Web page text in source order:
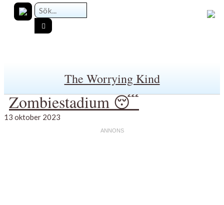
The Worrying Kind
Zombiestadium 😴
13 oktober 2023